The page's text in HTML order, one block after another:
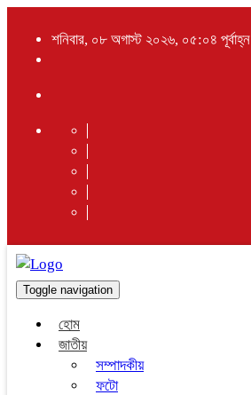
শনিবার, ০৮ অগাস্ট ২০২৬, ০৫:০৪ পূর্বাহ্ন
Toggle navigation
হোম
জাতীয়
সম্পাদকীয়
ফটো